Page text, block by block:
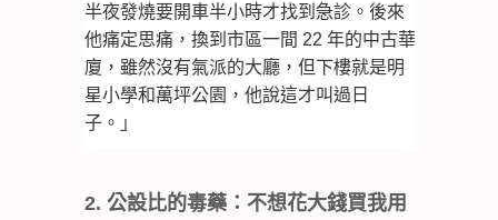
半夜發燒要開車半小時才找到急診。後來
他痛定思痛，換到市區一間 22 年的中古華
廈，雖然沒有氣派的大廳，但下樓就是明
星小學和萬坪公園，他說這才叫過日
子。」
2. 公設比的毒藥：不想花大錢買我用